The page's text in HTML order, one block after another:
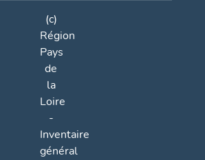
(c)
Région
Pays
de
la
Loire
-
Inventaire
général